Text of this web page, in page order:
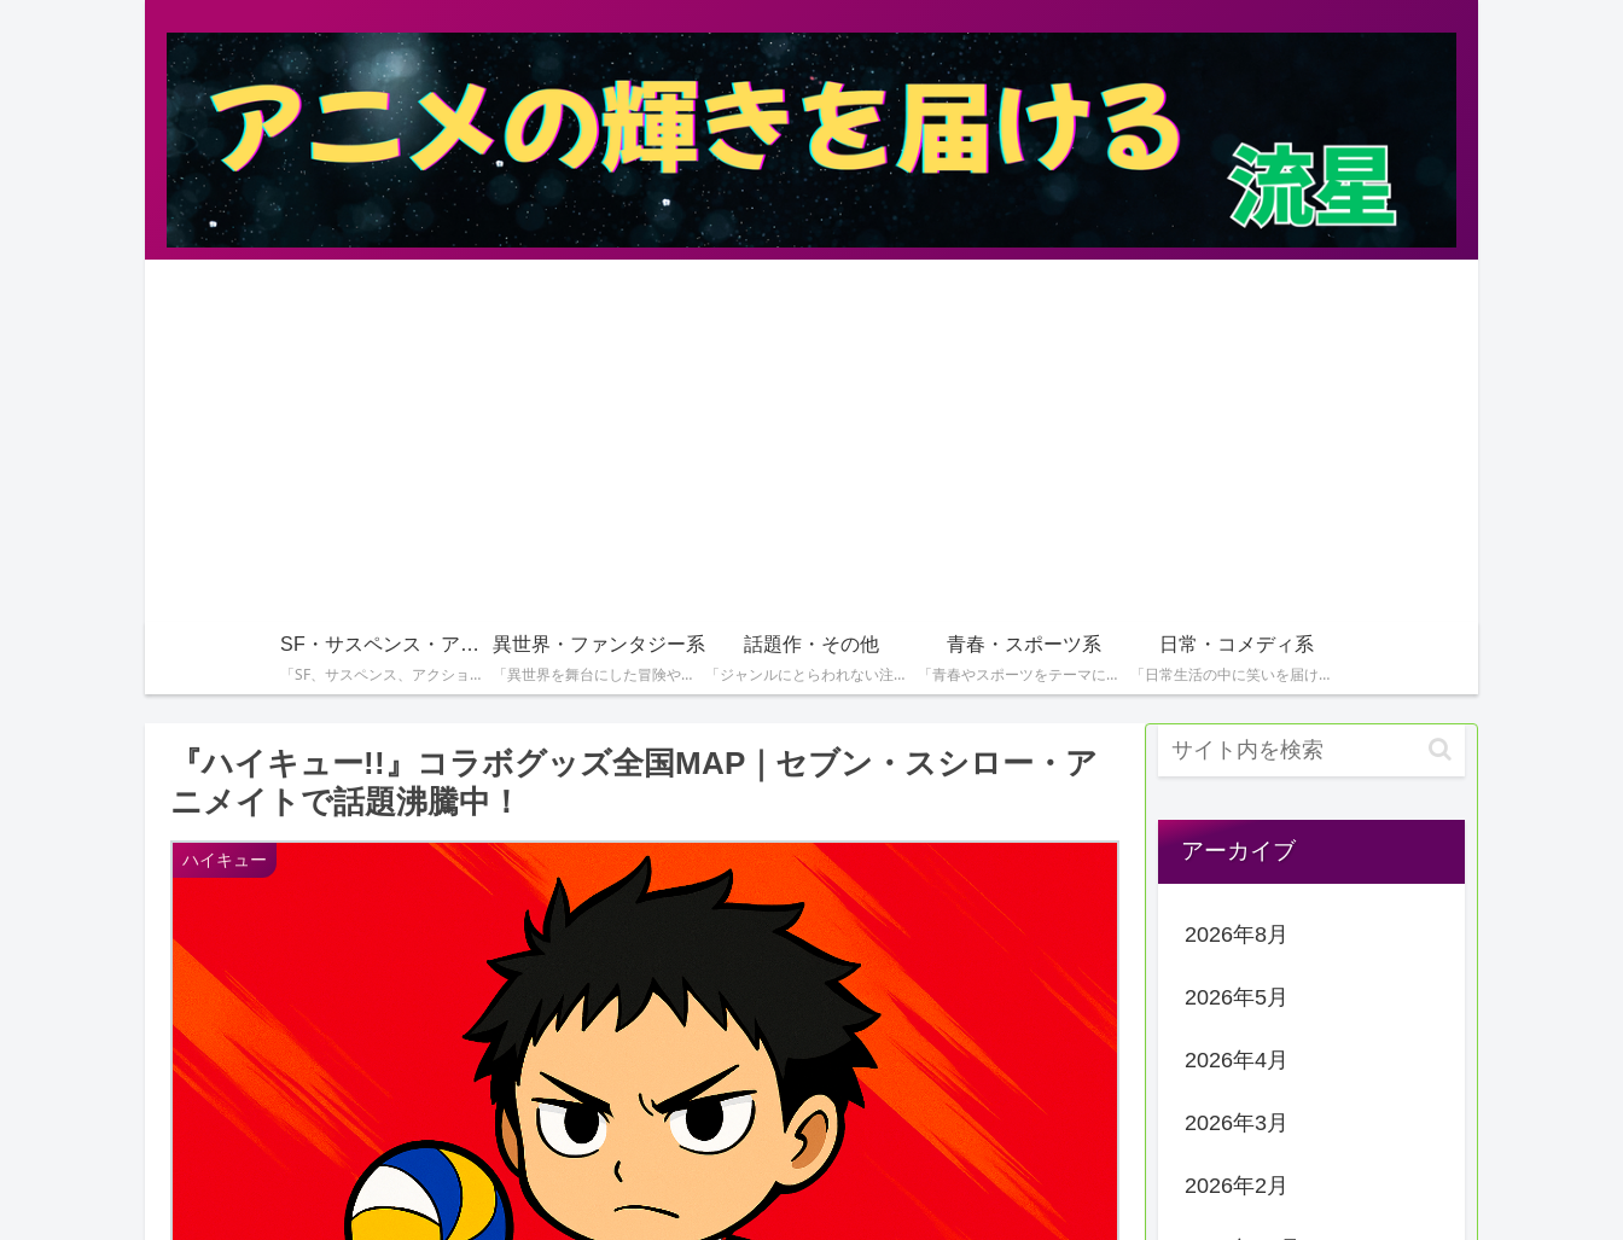
SF・サスペンス・アクション系
「SF、サスペンス、アクションが詰まったスリリングな物語を集めています。手に汗握る展開が好きな方にぴったり！」
異世界・ファンタジー系
「異世界を舞台にした冒険やファンタジー作品を紹介しています。魔法や英雄の物語が好きな方におすすめです！」
話題作・その他
「ジャンルにとらわれない注目の話題作をピックアップ。独自の魅力を持つ作品を見つけたい方はこちら！」
青春・スポーツ系
「青春やスポーツをテーマにした感動的な作品を特集！青春時代の熱いストーリーや競技のドラマを楽しみたい方へ。」
日常・コメディ系
「日常生活の中に笑いを届けるコメディや心温まる作品を紹介しています。気軽に楽しめる作品を探している方に。」
『ハイキュー!!』コラボグッズ全国MAP｜セブン・スシロー・ア
ニメイトで話題沸騰中！
ハイキュー アーカイブ
2026年8月
2026年5月
2026年4月
2026年3月
2026年2月